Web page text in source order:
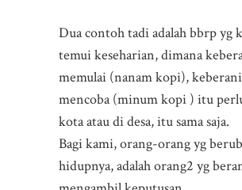
Dua contoh tadi adalah bbrp yg
temui keseharian, dimana
memulai (nanam kopi),
mencoba (minum kopi ) itu
kota atau di desa, itu sama saja.
Bagi kami, orang-orang yg
hidupnya, adalah orang2 yg